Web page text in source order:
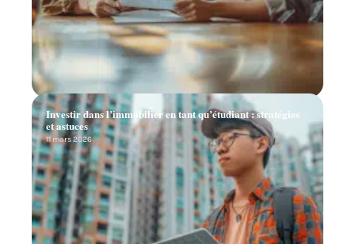
Investir dans l’immobilier en tant qu’étudiant : stratégies
et astuces
11 mars 2026